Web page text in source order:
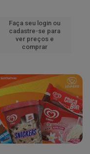
Faça seu login ou
cadastre-se para
ver preços e
comprar